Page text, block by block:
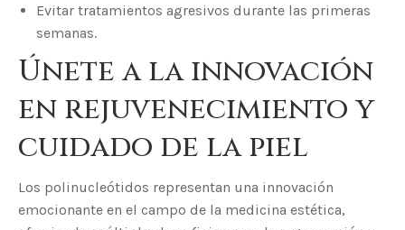
Evitar tratamientos agresivos durante las primeras
semanas.
Únete a la innovación
en rejuvenecimiento y
cuidado de la piel
Los polinucleótidos representan una innovación
emocionante en el campo de la medicina estética,